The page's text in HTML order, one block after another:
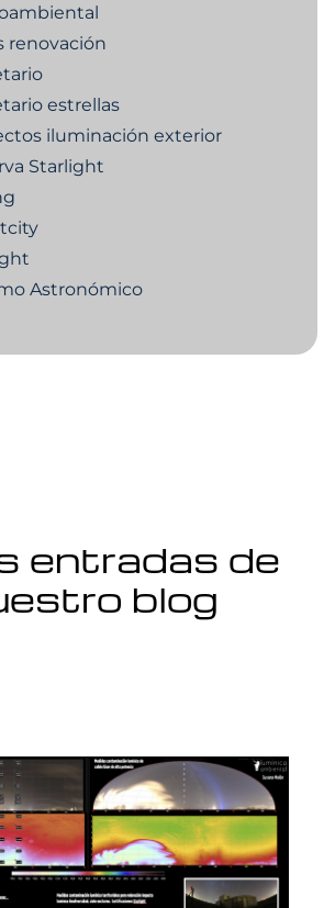
renovación
estrellas
iluminación exterior
Starlight
Astronómico
entradas de
blog